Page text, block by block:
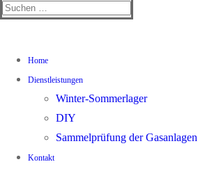
Suchen
Home
Dienstleistungen
Winter-Sommerlager
DIY
Sammelprüfung der Gasanlagen
Kontakt